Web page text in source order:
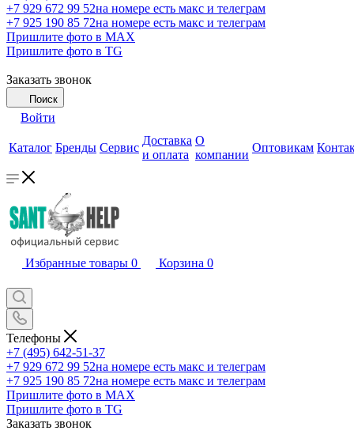
+7 929 672 99 52на номере есть макс и телеграм
+7 925 190 85 72на номере есть макс и телеграм
Пришлите фото в MAX
Пришлите фото в TG
Заказать звонок
Поиск
Войти
Каталог Бренды Сервис
Доставка
и оплата
О
компании
Оптовикам
Избранные товары 0 Корзина 0
Телефоны
+7 (495) 642-51-37
+7 929 672 99 52на номере есть макс и телеграм
+7 925 190 85 72на номере есть макс и телеграм
Пришлите фото в MAX
Пришлите фото в TG
Заказать звонок